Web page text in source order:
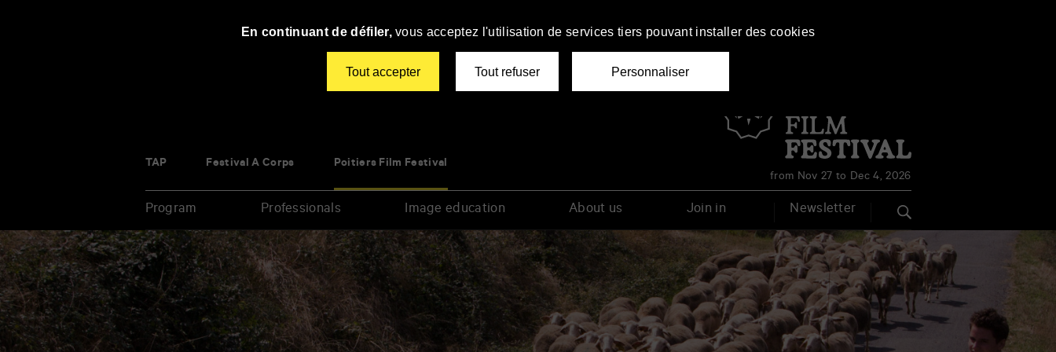
TAP Festival À Corps
Poitiers Film Festival
from Nov 27 to Dec 4, 2026
Program Professionals Image education About us Join in Newsletter
Enter
your
key-
words
En continuant de défiler,vous acceptez l'utilisation de services tiers pouvant installer des cookies
Tout accepter Tout refuser Personnaliser